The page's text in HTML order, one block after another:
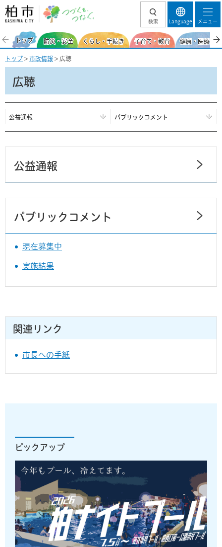
柏市 つづくを、
検索 Language メニュー
トップ 防災・安全 くらし・手続き 子育て・教育 健康・医療・
トップ > 市政情報 > 広聴
広聴
公益通報 パブリックコメント
公益通報
パブリックコメント
現在募集中
実施結果
関連リンク
市長への手紙
ピックアップ